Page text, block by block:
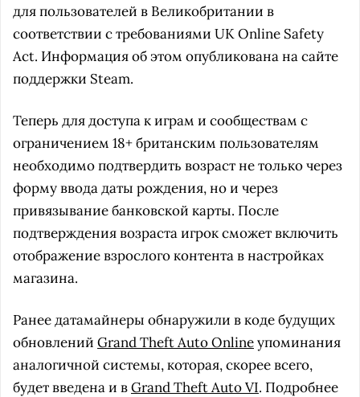
для пользователей в Великобритании в
соответствии с требованиями UK Online Safety
Act. Информация об этом опубликована на сайте
поддержки Steam.
Теперь для доступа к играм и сообществам с
ограничением 18+ британским пользователям
необходимо подтвердить возраст не только через
форму ввода даты рождения, но и через
привязывание банковской карты. После
подтверждения возраста игрок сможет включить
отображение взрослого контента в настройках
магазина.
Ранее датамайнеры обнаружили в коде будущих
обновлений Grand Theft Auto Onlineупоминания
аналогичной системы, которая, скорее всего,
будет введена и вGrand Theft Auto VI. Подробнее